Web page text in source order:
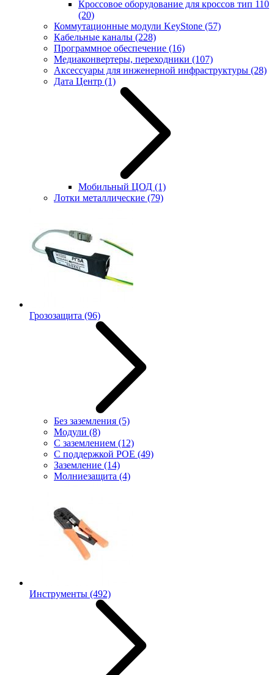
Кроссовое оборудование для кроссов тип 110
(20)
Коммутационные модули KeyStone (57)
Кабельные каналы (228)
Программное обеспечение (16)
Медиаконвертеры, переходники (107)
Аксессуары для инженерной инфраструктуры (28)
Дата Центр (1)
Мобильный ЦОД (1)
Лотки металлические (79)
Грозозащита (96)
Без заземления (5)
Модули (8)
С заземлением (12)
С поддержкой POE (49)
Заземление (14)
Молниезащита (4)
Инструменты (492)